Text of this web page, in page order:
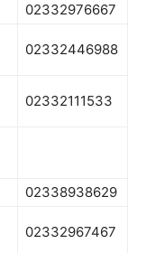
02332976667
02332446988
02332111533
02338938629
02332967467